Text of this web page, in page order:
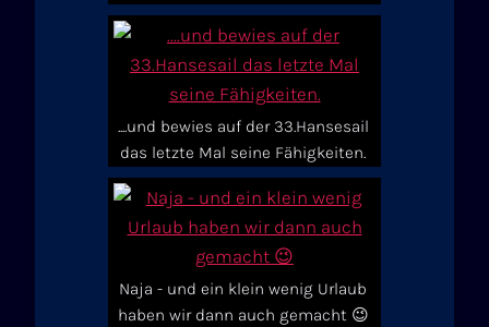
....und bewies auf der 33.Hansesail
das letzte Mal seine Fähigkeiten.
Naja - und ein klein wenig Urlaub
haben wir dann auch gemacht 😉